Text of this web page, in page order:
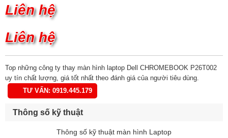
Liên hệ
Liên hệ
Top những công ty thay màn hình laptop Dell CHROMEBOOK P26T002
uy tín chất lượng, giá tốt nhất theo đánh giá của người tiêu dùng.
TƯ VẤN: 0919.445.179
Thông số kỹ thuật
Thông số kỹ thuật màn hình Laptop